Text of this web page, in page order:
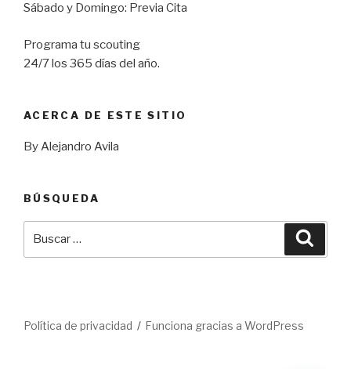
Sábado y Domingo: Previa Cita
Programa tu scouting
24/7 los 365 días del año.
ACERCA DE ESTE SITIO
By Alejandro Avila
BÚSQUEDA
Política de privacidad Funciona gracias a WordPress